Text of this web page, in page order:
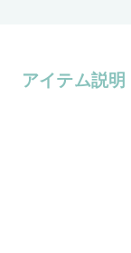
アイテム説明